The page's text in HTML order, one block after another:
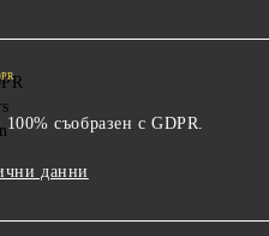
съобразен с GDPR.
данни